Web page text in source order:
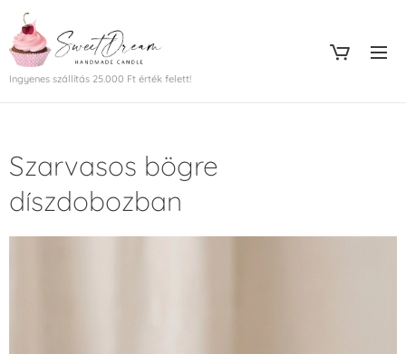
Ingyenes szállítás 25.000 Ft érték felett!
Szarvasos bögre
díszdobozban